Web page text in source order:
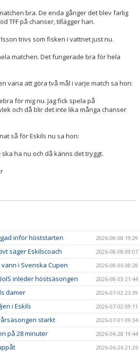
bra. De enda gånger det blev farlig
TFF på chanser, tillägger han.
trivs som fisken i vattnet just nu.
matchen. Det fungerade bra för hela
vana att göra två mål i varje match sa hon:
för mig nu. Jag fick spela på
och då blir det inte lika många chanser
så för Eskils nu sa hon:
ha nu och då känns det tryggt.
inför höststarten 2026-08-08 19:29
säger Eskilscoach 2026-08-08 09:07
i Svenska Cupen 2026-08-06 08:28
inleder höstsäsongen 2026-08-03 21:44
damer 2026-07-02 23:39
i Eskils 2026-07-02 09:11
starkt 2026-07-01 09:34
på 28 minuter 2026-06-28 19:44
2026-06-26 21:26